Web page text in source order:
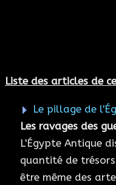
Liste des articles de
Le pillage de
Les ravages des
L'Égypte Antique
quantité de
être même des